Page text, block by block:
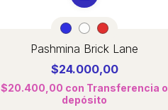
Pashmina Brick Lane
$24.000,00
$20.400,00 con Transferencia o
depósito